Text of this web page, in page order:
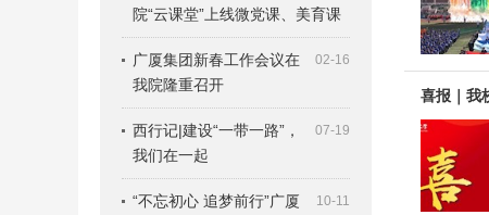
院“云课堂”上线微党课、美育课
02-16
广厦集团新春工作会议在
我院隆重召开
07-19
西行记|建设“一带一路”，
我们在一起
10-11
“不忘初心 追梦前行”广厦
喜报｜我